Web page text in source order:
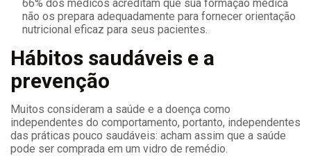
66% dos médicos acreditam que sua formação médica
não os prepara adequadamente para fornecer orientação
nutricional eficaz para seus pacientes.
Hábitos saudáveis e a
prevenção
Muitos consideram a saúde e a doença como
independentes do comportamento, portanto, independentes
das práticas pouco saudáveis: acham assim que a saúde
pode ser comprada em um vidro de remédio.